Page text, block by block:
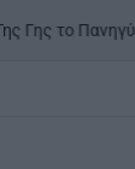
Πανηγύρι»on